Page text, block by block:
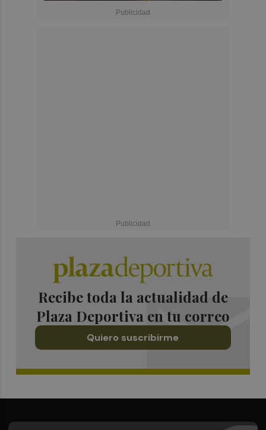
Recibe toda la actualidad de
Plaza Deportiva en tu correo
Quiero suscribirme